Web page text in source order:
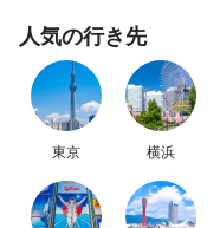
人気の行き先
東京 横浜